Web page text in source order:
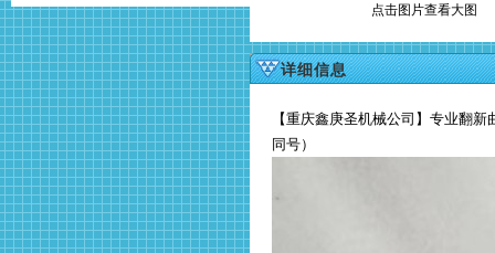
点击图片查看大图
详细信息
【重庆鑫庚圣机械公司】专业翻
同号）